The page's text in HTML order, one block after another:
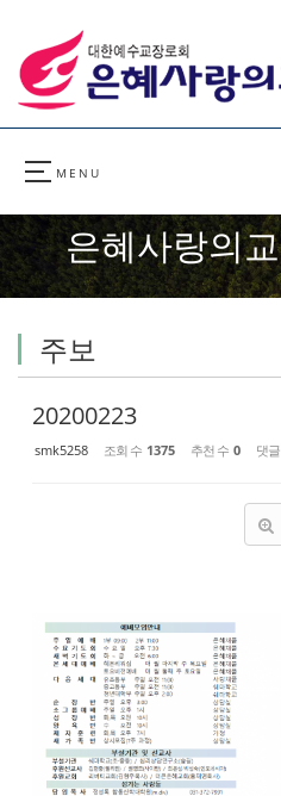
은혜사랑의
주보
20200223
smk5258 조회 수 1375 추천 수 0 댓글